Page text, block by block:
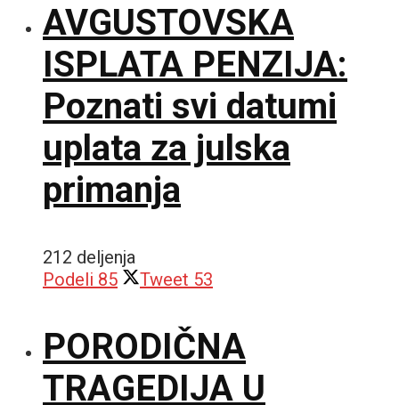
AVGUSTOVSKA
ISPLATA PENZIJA:
Poznati svi datumi
uplata za julska
primanja
212 deljenja
Podeli 85 Tweet 53
PORODIČNA
TRAGEDIJA U